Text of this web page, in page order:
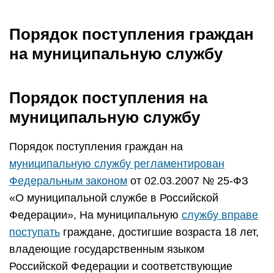
Порядок поступления граждан
на муниципальную службу
Порядок поступления на
муниципальную службу
Порядок поступления граждан на
муниципальную службу регламентирован
Федеральным законом от 02.03.2007 № 25-ФЗ
«О муниципальной службе в Российской
Федерации», На муниципальную службу вправе
поступать граждане, достигшие возраста 18 лет,
владеющие государственным языком
Российской Федерации и соответствующие